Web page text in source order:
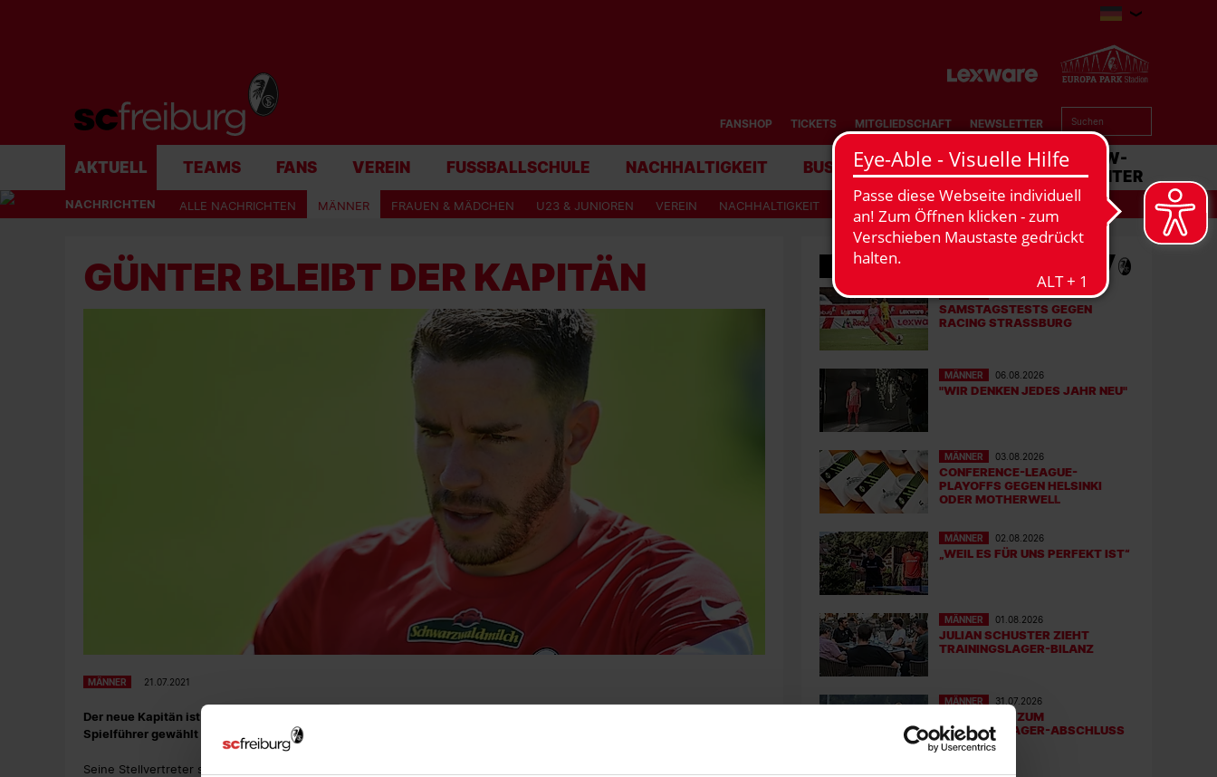
FANSHOP TICKETS MITGLIEDSCHAFT NEWSLETTER
AKTUELL TEAMS FANS VEREIN FUSSBALLSCHULE NACHHALTIGKEIT BUSINESS STADION MATCHCENTER
NACHRICHTEN ALLE NACHRICHTEN MÄNNER FRAUEN & MÄDCHEN U23 & JUNIOREN VEREIN NACHHALTIGKEIT
GÜNTER BLEIBT DER KAPITÄN
MÄNNER 21.07.2021
Der neue Kapitän ist der alte Kapitän. Christian Günter wurde am Donnerstagabend von den Teamkollegen zum
Spielführer gewählt und wird die Mannschaft in der Saison 2021/22 mit der Regenbogenbinde aufs Feld führen.
Seine Stellvertreter sind Jonathan Schmid sowie Nils Petersen und Vincenzo Grifo, die beide auf die gleiche Anzahl an
MÄNNER 07.08.2026
SAMSTAGSTESTS GEGEN
RACING STRASSBURG
MÄNNER 06.08.2026
"WIR DENKEN JEDES JAHR NEU"
MÄNNER 03.08.2026
CONFERENCE-LEAGUE-
PLAYOFFS GEGEN HELSINKI
ODER MOTHERWELL
MÄNNER 02.08.2026
„WEIL ES FÜR UNS PERFEKT IST“
MÄNNER 01.08.2026
JULIAN SCHUSTER ZIEHT
TRAININGSLAGER-BILANZ
MÄNNER 31.07.2026
NIEDERLAGE ZUM
TRAININGSLAGER-ABSCHLUSS